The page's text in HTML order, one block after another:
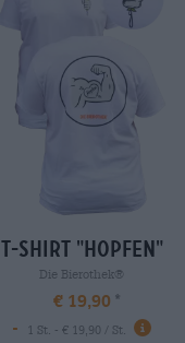
t-shirt "hopfen"
Die Bierothek®
€ 19,90
-
1 St. - € 19,90 / St.